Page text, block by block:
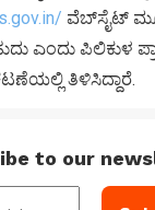
ವೆಬ್‍ಸೈಟ್
ಎಂದು ಪಿಲಿಕುಳ
ತಿಳಿಸಿದ್ದಾರೆ.
to our